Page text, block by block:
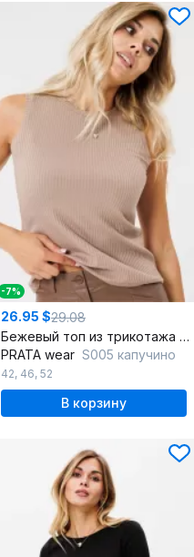
-7%
26.95 $29.08
Бежевый топ из трикотажа с полуприлегающим силуэтом
PRATA wear S005 капучино
42, 46, 52
В корзину